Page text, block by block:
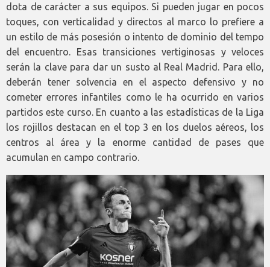
dota de carácter a sus equipos. Si pueden jugar en pocos
toques, con verticalidad y directos al marco lo prefiere a
un estilo de más posesión o intento de dominio del tempo
del encuentro. Esas transiciones vertiginosas y veloces
serán la clave para dar un susto al Real Madrid. Para ello,
deberán tener solvencia en el aspecto defensivo y no
cometer errores infantiles como le ha ocurrido en varios
partidos este curso. En cuanto a las estadísticas de la Liga
los rojillos destacan en el top 3 en los duelos aéreos, los
centros al área y la enorme cantidad de pases que
acumulan en campo contrario.